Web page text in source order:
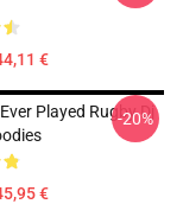
€
Played Rugby Dj
€
-20%